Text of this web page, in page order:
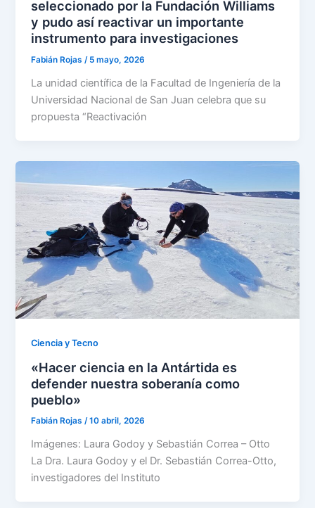
seleccionado por la Fundación Williams
y pudo así reactivar un importante
instrumento para investigaciones
Fabián Rojas/ 5 mayo, 2026
La unidad científica de la Facultad de Ingeniería de la
Universidad Nacional de San Juan celebra que su
propuesta “Reactivación
Ciencia y Tecno
«Hacer ciencia en la Antártida es
defender nuestra soberanía como
pueblo»
Fabián Rojas/10 abril, 2026
Imágenes: Laura Godoy y Sebastián Correa – Otto
La Dra. Laura Godoy y el Dr. Sebastián Correa-Otto,
investigadores del Instituto